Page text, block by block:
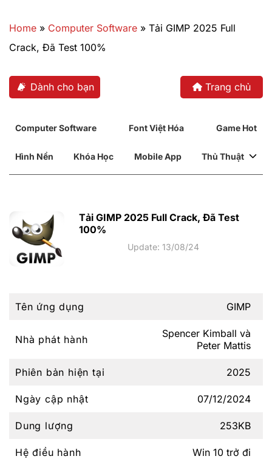
qua
dung
Home » Computer Software » Tải GIMP 2025 Full
Crack, Đã Test 100%
Dành cho bạn Trang chủ
Computer Software Font Việt Hóa Game Hot
Hình Nền Khóa Học Mobile App Thủ Thuật
Tải GIMP 2025 Full Crack, Đã Test
100%
Update: 13/08/24
Tên ứng dụng GIMP
Nhà phát hành
Spencer Kimball và
Peter Mattis
Phiên bản hiện tại 2025
Ngày cập nhật 07/12/2024
Dung lượng 253KB
Hệ điều hành Win 10 trở đi